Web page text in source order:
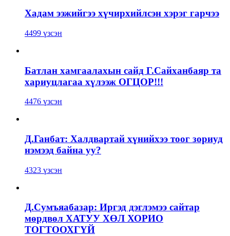
Хадам ээжийгээ хүчирхийлсэн хэрэг гарчээ
4499 үзсэн
Батлан хамгаалахын сайд Г.Сайханбаяр та
хариуцлагаа хүлээж ОГЦОР!!!
4476 үзсэн
Д.Ганбат: Халдвартай хүнийхээ тоог зориуд
нэмээд байна уу?
4323 үзсэн
Д.Сумъяабазар: Иргэд дэглэмээ сайтар
мөрдвөл ХАТУУ ХӨЛ ХОРИО
ТОГТООХГҮЙ